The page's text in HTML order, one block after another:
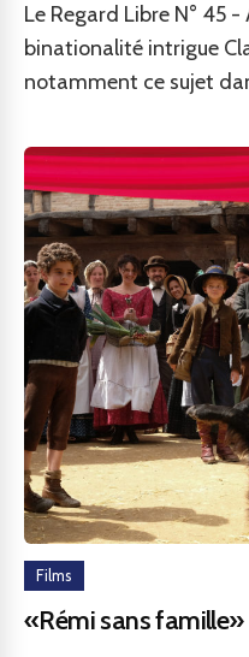
Le Regard Libre N° 45
binationalité intrigue
notamment ce sujet
Films
«Rémi sans famille»